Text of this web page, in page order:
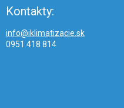
Kontakty:
info@iklimatizacie.sk
0951 418 814